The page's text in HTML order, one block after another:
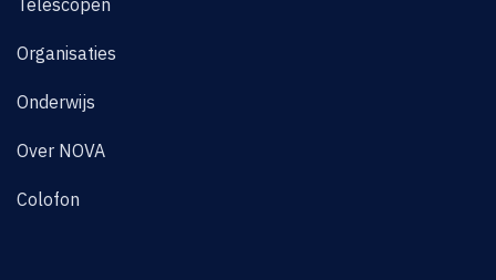
Telescopen
Organisaties
Onderwijs
Over NOVA
Colofon